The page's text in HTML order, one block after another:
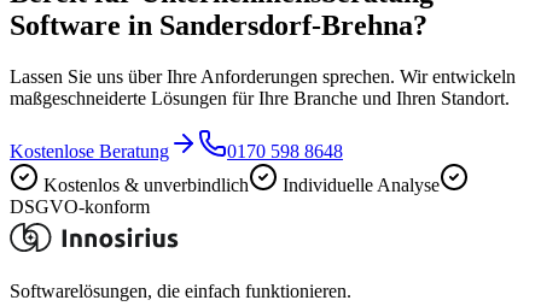
Software in Sandersdorf-Brehna?
Lassen Sie uns über Ihre Anforderungen sprechen. Wir entwickeln
maßgeschneiderte Lösungen für Ihre Branche und Ihren Standort.
Kostenlose Beratung
0170 598 8648
Kostenlos & unverbindlich
Individuelle Analyse
DSGVO-konform
Softwarelösungen, die einfach funktionieren.